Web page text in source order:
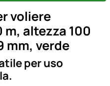
voliere
m, altezza 100
mm, verde
per uso